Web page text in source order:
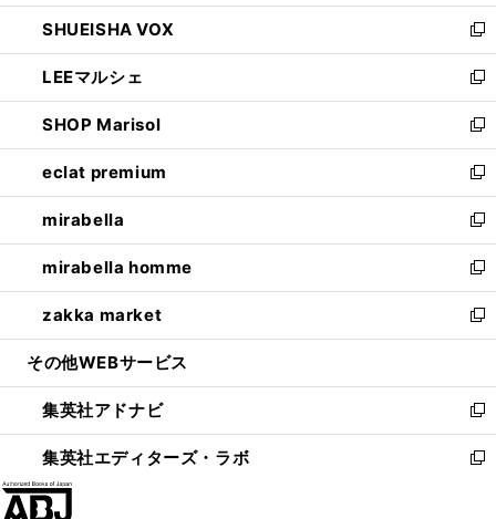
ウ
で
開
く
ン
ド
ウ
で
開
く
ウ
ィ
ン
ド
ウ
で
開
く
し
い
ウ
ィ
ン
ド
ウ
で
開
く
SHUEISHA VOX
新
し
い
ウ
ィ
ン
ド
ウ
で
開
く
LEEマルシェ
新
し
い
ウ
ィ
ン
ド
ウ
で
開
く
SHOP Marisol
新
し
い
ウ
ィ
ン
ド
ウ
で
開
eclat premium
新
し
い
ウ
ィ
ン
ド
ウ
開
く
mirabella
新
し
い
ウ
ィ
ン
ウ
で
開
く
mirabella homme
新
し
い
ウ
ン
ド
ウ
で
zakka market
新
し
ウ
ィ
ン
ド
その他WEBサービス
集英社アドナビ
新
し
い
集英社エディターズ・ラボ
新